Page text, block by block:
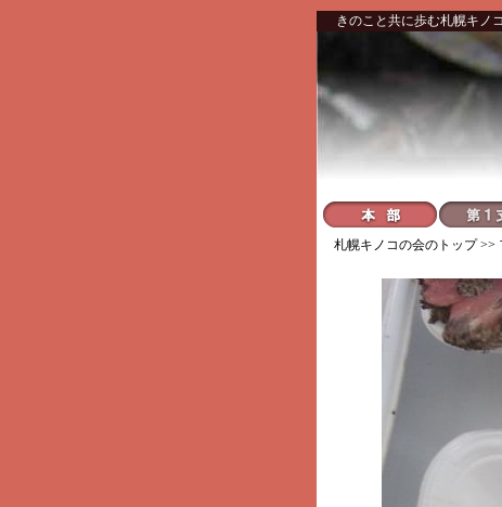
きのこと共に歩む札幌キノ
札幌キノコの会のトップ >>